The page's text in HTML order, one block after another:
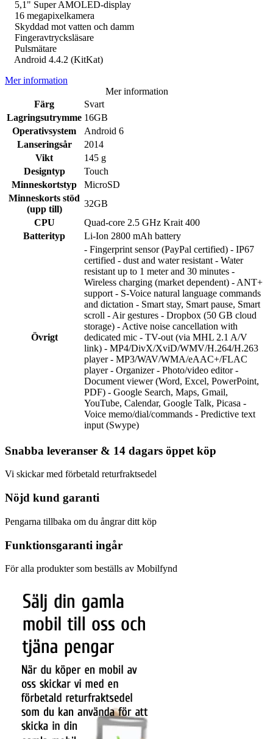
5,1" Super AMOLED-display
16 megapixelkamera
Skyddad mot vatten och damm
Fingeravtrycksläsare
Pulsmätare
Android 4.4.2 (KitKat)
Mer information
Mer information
Färg
Svart
Lagringsutrymme 16GB
Operativsystem
Android 6
Lanseringsår
2014
Vikt
145 g
Designtyp
Touch
Minneskortstyp
MicroSD
Minneskorts stöd
(upp till)
32GB
CPU
Quad-core 2.5 GHz Krait 400
Batterityp
Li-Ion 2800 mAh battery
Övrigt
- Fingerprint sensor (PayPal certified) - IP67
certified - dust and water resistant - Water
resistant up to 1 meter and 30 minutes -
Wireless charging (market dependent) - ANT+
support - S-Voice natural language commands
and dictation - Smart stay, Smart pause, Smart
scroll - Air gestures - Dropbox (50 GB cloud
storage) - Active noise cancellation with
dedicated mic - TV-out (via MHL 2.1 A/V
link) - MP4/DivX/XviD/WMV/H.264/H.263
player - MP3/WAV/WMA/eAAC+/FLAC
player - Organizer - Photo/video editor -
Document viewer (Word, Excel, PowerPoint,
PDF) - Google Search, Maps, Gmail,
YouTube, Calendar, Google Talk, Picasa -
Voice memo/dial/commands - Predictive text
input (Swype)
Snabba leveranser & 14 dagars öppet köp
Vi skickar med förbetald returfraktsedel
Nöjd kund garanti
Pengarna tillbaka om du ångrar ditt köp
Funktionsgaranti ingår
För alla produkter som beställs av Mobilfynd